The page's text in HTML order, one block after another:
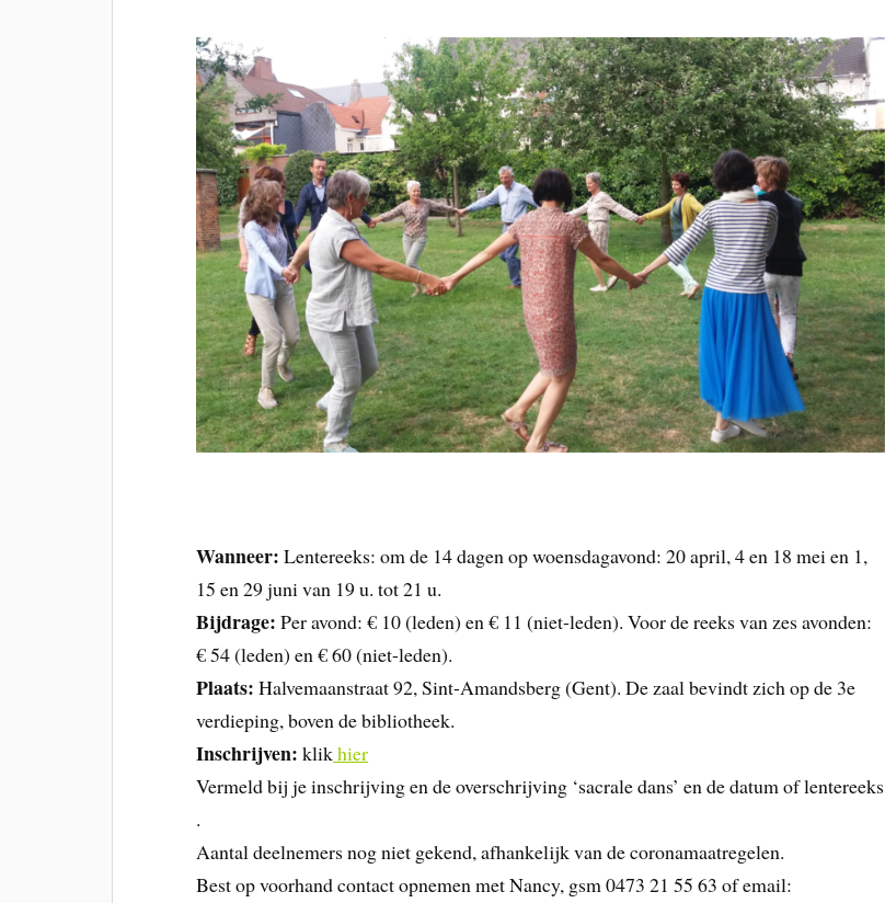
Wanneer: Lentereeks: om de 14 dagen op woensdagavond: 20 april, 4 en 18 mei en 1,
15 en 29 juni van 19 u. tot 21 u.
Bijdrage: Per avond: € 10 (leden) en € 11 (niet-leden). Voor de reeks van zes avonden:
€ 54 (leden) en € 60 (niet-leden).
Plaats: Halvemaanstraat 92, Sint-Amandsberg (Gent). De zaal bevindt zich op de 3e
verdieping, boven de bibliotheek.
Inschrijven: klikhier
Vermeld bij je inschrijving en de overschrijving ‘sacrale dans’ en de datum of lentereeks
.
Aantal deelnemers nog niet gekend, afhankelijk van de coronamaatregelen.
Best op voorhand contact opnemen met Nancy, gsm 0473 21 55 63 of email: